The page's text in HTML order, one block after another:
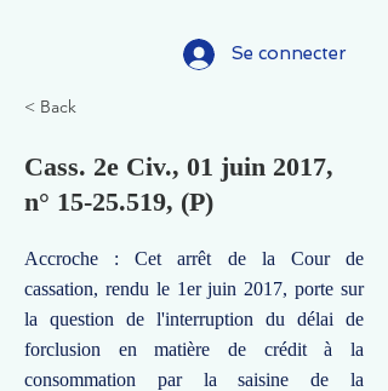
Se connecter
< Back
Cass. 2e Civ., 01 juin 2017,
n° 15-25.519, (P)
Accroche : Cet arrêt de la Cour de
cassation, rendu le 1er juin 2017, porte sur
la question de l'interruption du délai de
forclusion en matière de crédit à la
consommation par la saisine de la